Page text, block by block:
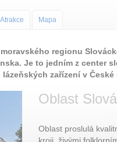
Atrakce Mapa
regionu
Je to jedním z center
zařízení v České
Oblast
Oblast proslulá